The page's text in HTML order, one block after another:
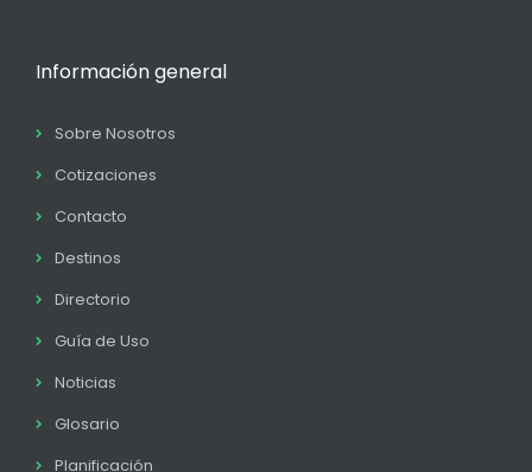
Información general
Sobre Nosotros
Cotizaciones
Contacto
Destinos
Directorio
Guía de Uso
Noticias
Glosario
Planificación